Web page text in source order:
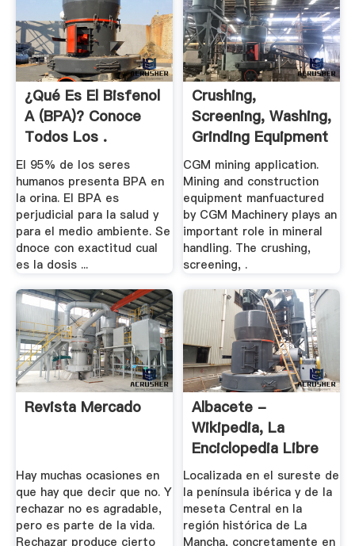
¿Qué Es El Bisfenol
A (BPA)? Conoce
Todos Los .
El 95% de los seres
humanos presenta BPA en
la orina. El BPA es
perjudicial para la salud y
para el medio ambiente. Se
dnoce con exactitud cual
es la dosis ...
Crushing,
Screening, Washing,
Grinding Equipment
.
CGM mining application.
Mining and construction
equipment manfuactured
by CGM Machinery plays an
important role in mineral
handling. The crushing,
screening, .
Revista Mercado
Hay muchas ocasiones en
que hay que decir que no. Y
rechazar no es agradable,
pero es parte de la vida.
Rechazar produce cierto
Albacete -
Wikipedia, La
Enciclopedia Libre
Localizada en el sureste de
la península ibérica y de la
meseta Central en la
región histórica de La
Mancha, concretamente en